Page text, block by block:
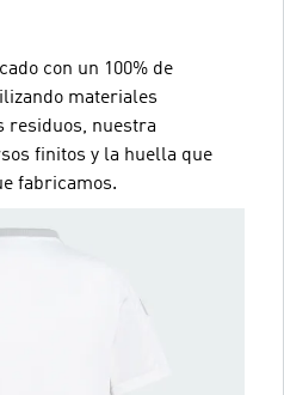
con un 100% de
materiales
residuos, nuestra
finitos y la huella que
fabricamos.